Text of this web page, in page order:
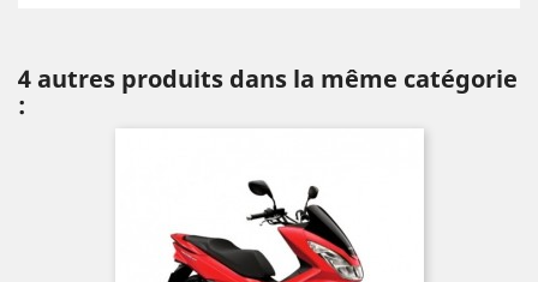
4 autres produits dans la même catégorie
: